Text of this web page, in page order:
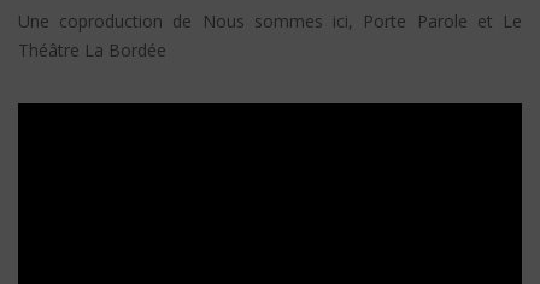
Une coproduction de Nous sommes ici, Porte Parole et Le
Théâtre La Bordée